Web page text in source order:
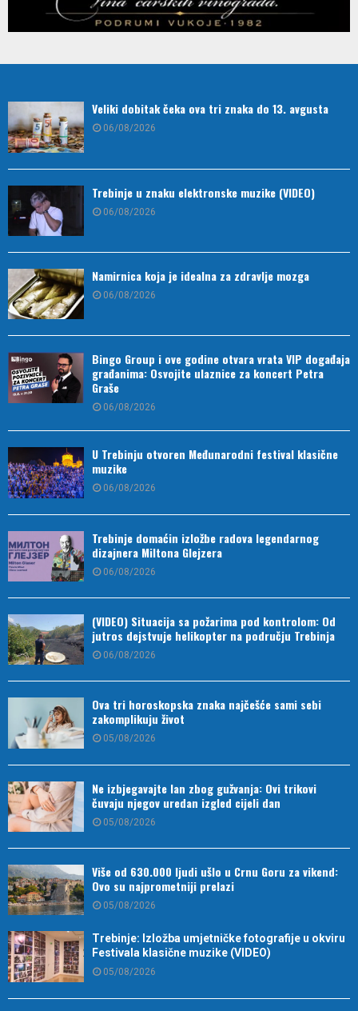
Veliki dobitak čeka ova tri znaka do 13. avgusta
06/08/2026
Trebinje u znaku elektronske muzike (VIDEO)
06/08/2026
Namirnica koja je idealna za zdravlje mozga
06/08/2026
Bingo Group i ove godine otvara vrata VIP događaja
građanima: Osvojite ulaznice za koncert Petra
Graše
06/08/2026
U Trebinju otvoren Međunarodni festival klasične
muzike
06/08/2026
Trebinje domaćin izložbe radova legendarnog
dizajnera Miltona Glejzera
06/08/2026
(VIDEO) Situacija sa požarima pod kontrolom: Od
jutros dejstvuje helikopter na području Trebinja
06/08/2026
Ova tri horoskopska znaka najčešće sami sebi
zakomplikuju život
05/08/2026
Ne izbjegavajte lan zbog gužvanja: Ovi trikovi
čuvaju njegov uredan izgled cijeli dan
05/08/2026
Više od 630.000 ljudi ušlo u Crnu Goru za vikend:
Ovo su najprometniji prelazi
05/08/2026
Trebinje: Izložba umjetničke fotografije u okviru
Festivala klasične muzike (VIDEO)
05/08/2026